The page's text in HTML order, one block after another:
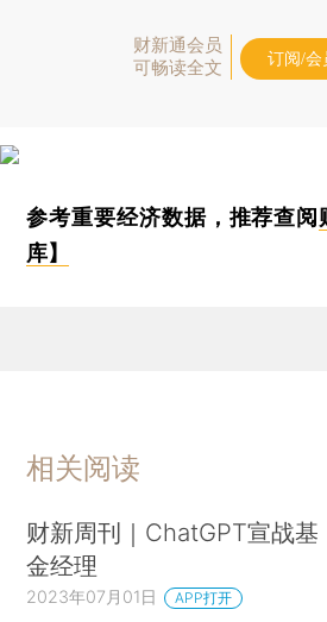
财新通会员
可畅读全文
订阅/会
参考重要经济数据，推荐查阅
库】
相关阅读
财新周刊｜ChatGPT宣战基
金经理
2023年07月01日 APP打开